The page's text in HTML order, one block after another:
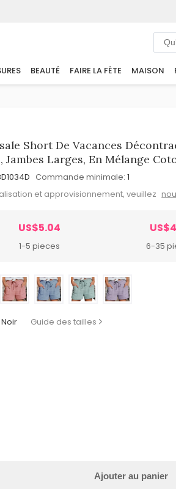
BEAUTÉ FAIRE LA FÊTE MAISON
Short De Vacances
Jambes Larges, En Mélange
Commande minimale: 1
et approvisionnement, veuillez
US$5.04
1-5 pieces 6-35
Noir Guide des tailles
Ajouter au panier